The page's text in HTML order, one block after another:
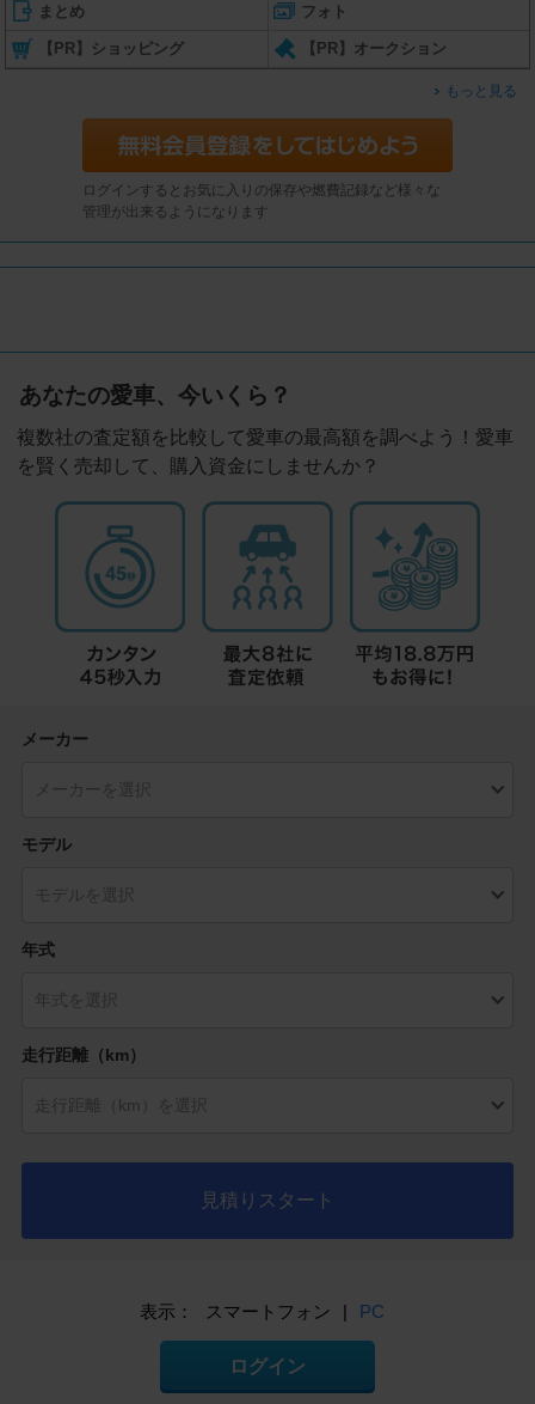
まとめ フォト
【PR】ショッピング 【PR】オークション
もっと見る
ログインするとお気に入りの保存や燃費記録など様々な
管理が出来るようになります
あなたの愛車、今いくら？
複数社の査定額を比較して愛車の最高額を調べよう！愛車
を賢く売却して、購入資金にしませんか？
メーカー
モデル
年式
走行距離（km）
見積りスタート
表示： スマートフォン | PC
ログイン